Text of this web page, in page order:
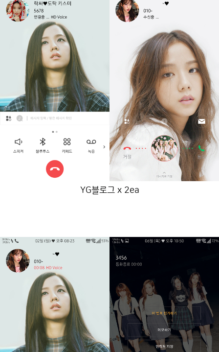
YG블로그 x 2ea